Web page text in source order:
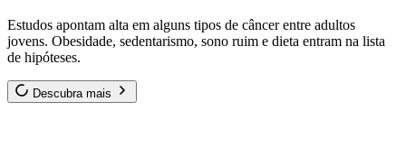
Estudos apontam alta em alguns tipos de câncer entre adultos
jovens. Obesidade, sedentarismo, sono ruim e dieta entram na lista
de hipóteses.
Descubra mais